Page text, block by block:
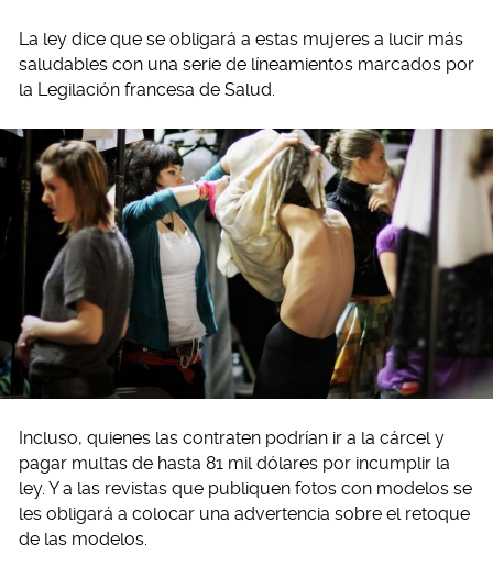
La ley dice que se obligará a estas mujeres a lucir más
saludables con una serie de líneamientos marcados por
la Legilación francesa de Salud.
Incluso, quienes las contraten podrían ir a la cárcel y
pagar multas de hasta 81 mil dólares por incumplir la
ley. Y a las revistas que publiquen fotos con modelos se
les obligará a colocar una advertencia sobre el retoque
de las modelos.